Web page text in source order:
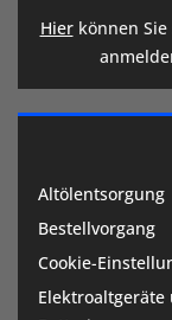
Hierkönnen Sie
Altölentsorgung
Bestellvorgang
Cookie-
Elektroaltgeräte